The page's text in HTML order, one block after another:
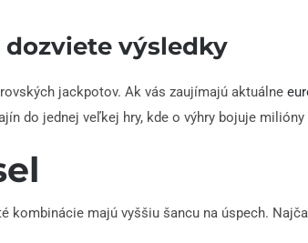
výsledky
jackpotov. Ak vás zaujímajú aktuálne
do jednej veľkej hry, kde o výhry bojuje milióny
majú vyššiu šancu na úspech.